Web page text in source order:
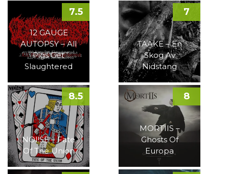
12 GAUGE
AUTOPSY – All
Pigs Get
Slaughtered
7.5
TAAKE – En
Skog Av
Nidstang
7
NOI!SE – Fate
Of The Union
8.5
MORTIIS –
Ghosts Of
Europa
8